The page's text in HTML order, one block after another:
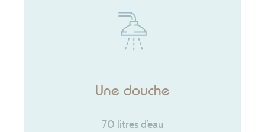
Une douche
70 litres d’eau